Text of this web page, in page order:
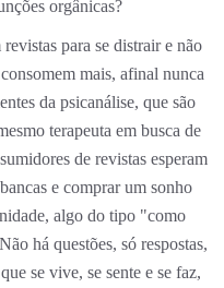
orgânicas?
para se distrair e não
mais, afinal nunca
da psicanálise, que são
terapeuta em busca de
de revistas esperam
e comprar um sonho
algo do tipo "como
há questões, só respostas,
se vive, se sente e se faz,